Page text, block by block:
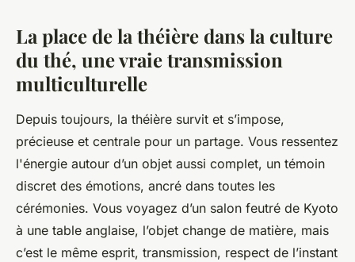
La place de la théière dans la culture
du thé, une vraie transmission
multiculturelle
Depuis toujours, la théière survit et s’impose,
précieuse et centrale pour un partage. Vous ressentez
l'énergie autour d’un objet aussi complet, un témoin
discret des émotions, ancré dans toutes les
cérémonies. Vous voyagez d’un salon feutré de Kyoto
à une table anglaise, l’objet change de matière, mais
c’est le même esprit, transmission, respect de l’instant